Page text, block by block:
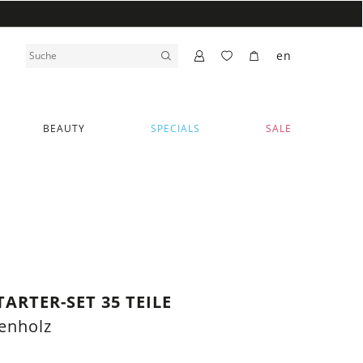
BEAUTY SPECIALS SALE
en
SET 35 TEILE